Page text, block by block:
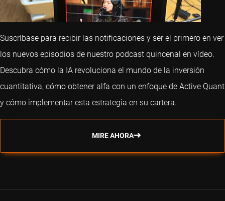
Suscríbase para recibir las notificaciones y ser el primero en ver
los nuevos episodios de nuestro podcast quincenal en vídeo.
Descubra cómo la IA revoluciona el mundo de la inversión
cuantitativa, cómo obtener alfa con un enfoque de Active Quant
y cómo implementar esta estrategia en su cartera.
MIRE AHORA